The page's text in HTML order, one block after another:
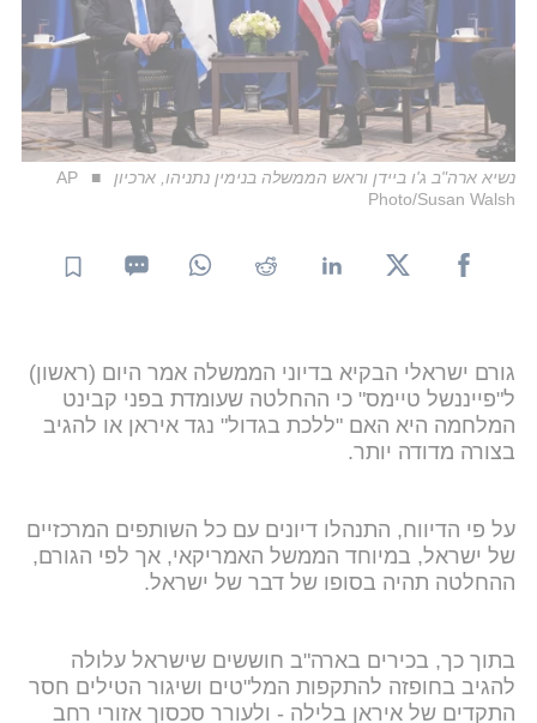
נשיא ארה"ב ג'ו ביידן וראש הממשלה בנימין נתניהו, ארכיון
AP
Photo/Susan Walsh
גורם ישראלי הבקיא בדיוני הממשלה אמר היום (ראשון)
ל"פייננשל טיימס" כי ההחלטה שעומדת בפני קבינט
המלחמה היא האם "ללכת בגדול" נגד איראן או להגיב
בצורה מדודה יותר.
על פי הדיווח, התנהלו דיונים עם כל השותפים המרכזיים
של ישראל, במיוחד הממשל האמריקאי, אך לפי הגורם,
ההחלטה תהיה בסופו של דבר של ישראל.
בתוך כך, בכירים בארה"ב חוששים שישראל עלולה
להגיב בחופזה להתקפות המל"טים ושיגור הטילים חסר
התקדים של איראן בלילה - ולעורר סכסוך אזורי רחב